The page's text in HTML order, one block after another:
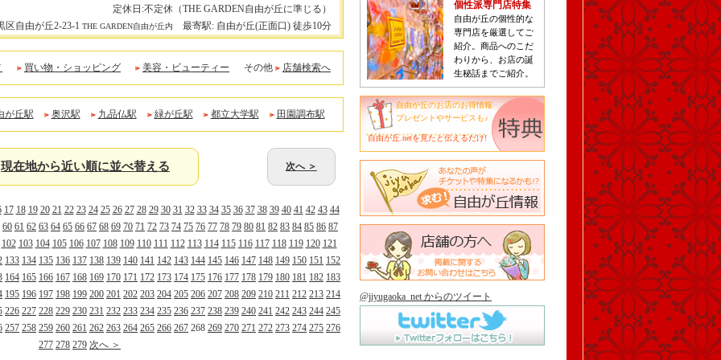
定休日:不定休（THE GARDEN自由が丘に準じる）
区自由が丘2-23-1 THE GARDEN自由が丘内 最寄駅: 自由が丘(正面口) 徒歩10分
買い物・ショッピング 美容・ビューティー その他 店舗検索へ
が丘駅 奥沢駅 九品仏駅 緑が丘駅 都立大学駅 田園調布駅
現在地から近い順に並べ替える 次へ ＞
17 18 19 20 21 22 23 24 25 26 27 28 29 30 31 32 33 34 35 36 37 38 39 40 41 42 43 44
60 61 62 63 64 65 66 67 68 69 70 71 72 73 74 75 76 77 78 79 80 81 82 83 84 85 86 87
102 103 104 105 106 107 108 109 110 111 112 113 114 115 116 117 118 119 120 121
133 134 135 136 137 138 139 140 141 142 143 144 145 146 147 148 149 150 151 152
164 165 166 167 168 169 170 171 172 173 174 175 176 177 178 179 180 181 182 183
195 196 197 198 199 200 201 202 203 204 205 206 207 208 209 210 211 212 213 214
226 227 228 229 230 231 232 233 234 235 236 237 238 239 240 241 242 243 244 245
257 258 259 260 261 262 263 264 265 266 267 268 269 270 271 272 273 274 275 276
277 278 279 次へ ＞
個性派専門店特集
自由が丘の個性的な
専門店を厳選してご
紹介。商品へのこだ
わりから、お店の誕
生秘話までご紹介。
自由が丘のお店のお得情報
プレゼントやサービスも♪
自由が丘.netを見たと伝えるだけ!
@jiyugaoka_net からのツイート